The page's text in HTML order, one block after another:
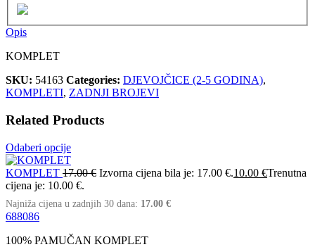
Opis
KOMPLET
SKU: 54163 Categories: DJEVOJČICE (2-5 GODINA),
KOMPLETI, ZADNJI BROJEVI
Related Products
Odaberi opcije
KOMPLET 17.00€ Izvorna cijena bila je: 17.00 €.10.00 €Trenutna
cijena je: 10.00 €.
Najniža cijena u zadnjih 30 dana: 17.00 €
688086
100% PAMUČAN KOMPLET